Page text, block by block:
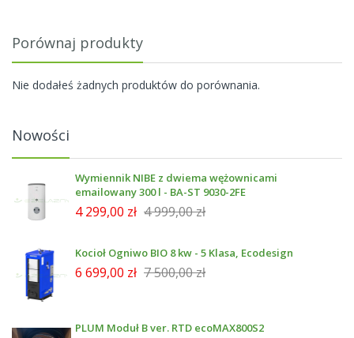
Porównaj produkty
Nie dodałeś żadnych produktów do porównania.
Nowości
Wymiennik NIBE z dwiema wężownicami
emailowany 300 l - BA-ST 9030-2FE
4 299,00 zł 4 999,00 zł
Kocioł Ogniwo BIO 8 kw - 5 Klasa, Ecodesign
6 699,00 zł 7 500,00 zł
PLUM Moduł B ver. RTD ecoMAX800S2